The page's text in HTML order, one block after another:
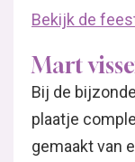
Bekijk de
Mart
Bij de
plaatje
gemaakt van